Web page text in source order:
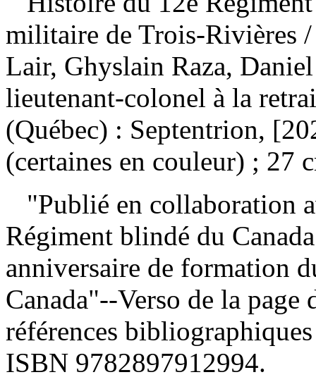
militaire de Trois-Rivières
Lair, Ghyslain Raza,
lieutenant-colonel à la
(Québec) : Septentrion,
(certaines en couleur) ; 27
"Publié en collaboration
Régiment blindé du
anniversaire de formation
Canada"--Verso de la
références
ISBN 9782897912994.